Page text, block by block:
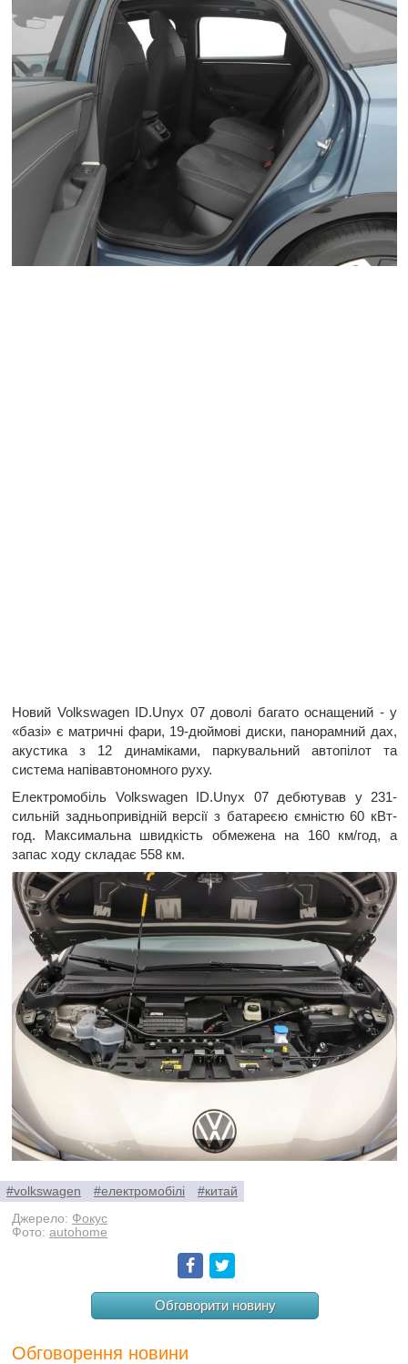
Новий Volkswagen ID.Unyx 07 доволі багато оснащений - у
«базі» є матричні фари, 19-дюймові диски, панорамний дах,
акустика з 12 динаміками, паркувальний автопілот та
система напівавтономного руху.
Електромобіль Volkswagen ID.Unyx 07 дебютував у 231-
сильній задньопривідній версії з батареєю ємністю 60 кВт-
год. Максимальна швидкість обмежена на 160 км/год, а
запас ходу складає 558 км.
#volkswagen #електромобілі
#китай
Джерело: Фокус
Фото: autohome
Facebook
Обговорити новину
Обговорення новини